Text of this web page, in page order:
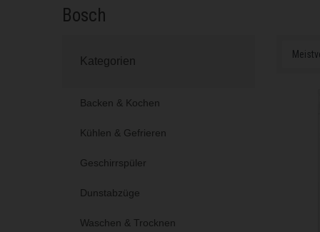
Bosch
Kategorien
Backen & Kochen
Kühlen & Gefrieren
Geschirrspüler
Dunstabzüge
Waschen & Trocknen